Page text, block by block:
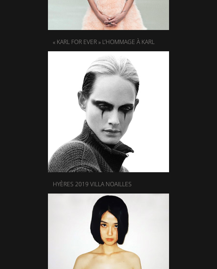
« KARL FOR EVER » L’HOMMAGE À KARL
HYÈRES 2019 VILLA NOAILLES